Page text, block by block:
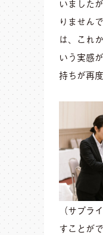
いました
りません
は、これ
いう実感
持ちが再
（サプラ
すことが